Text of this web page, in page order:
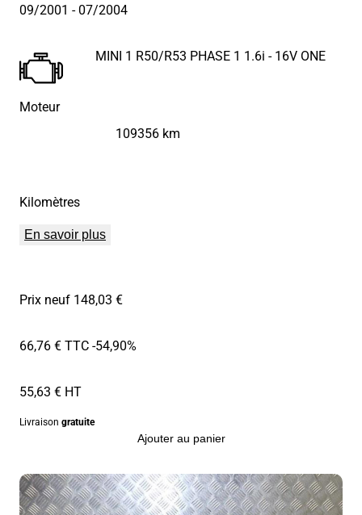
09/2001 - 07/2004
Moteur
MINI 1 R50/R53 PHASE 1 1.6i - 16V ONE
Kilomètres
109356 km
En savoir plus
Prix neuf 148,03 €
66,76 € TTC-54,90%
55,63 € HT
Livraison gratuite
Ajouter au panier